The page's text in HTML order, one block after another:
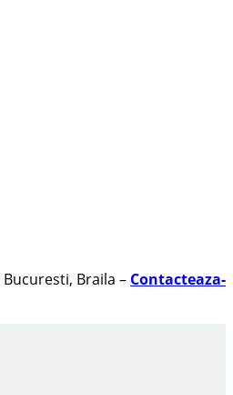
Braila – Contacteaza-